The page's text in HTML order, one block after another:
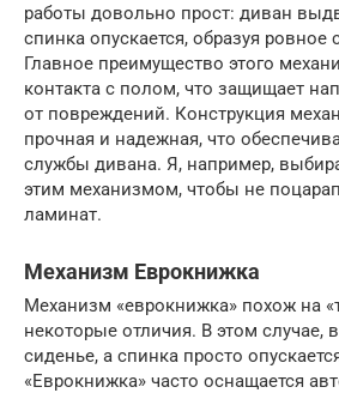
работы довольно прост: диван
спинка опускается, образуя ровное
Главное преимущество этого
контакта с полом, что защищает
от повреждений. Конструкция
прочная и надежная, что
службы дивана. Я, например,
этим механизмом, чтобы не
ламинат.
Механизм Еврокнижка
Механизм «еврокнижка» похож на
некоторые отличия. В этом случае,
сиденье, а спинка просто
«Еврокнижка» часто оснащается